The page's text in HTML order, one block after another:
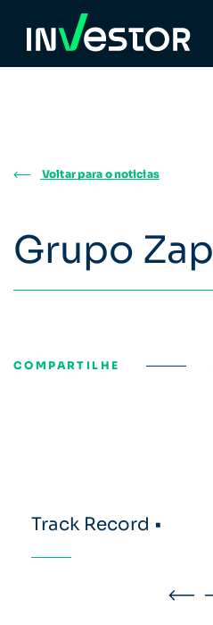
Voltar para o noticias
Grupo Zap
COMPARTILHE
Track Record •